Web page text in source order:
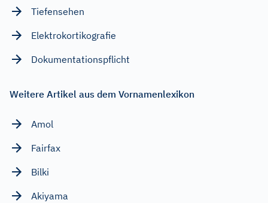
Tiefensehen
Elektrokortikografie
Dokumentationspflicht
Weitere Artikel aus dem Vornamenlexikon
Amol
Fairfax
Bilki
Akiyama